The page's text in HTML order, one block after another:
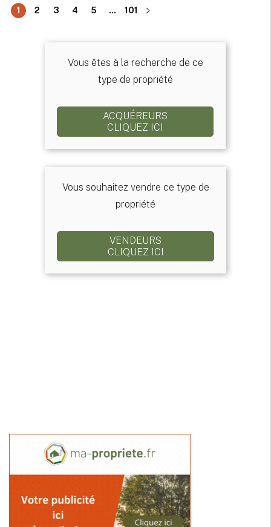
1 2 3 4 5 ... 101
Vous êtes à la recherche de ce
type de propriété
ACQUÉREURS
CLIQUEZ ICI
Vous souhaitez vendre ce type de
propriété
VENDEURS
CLIQUEZ ICI